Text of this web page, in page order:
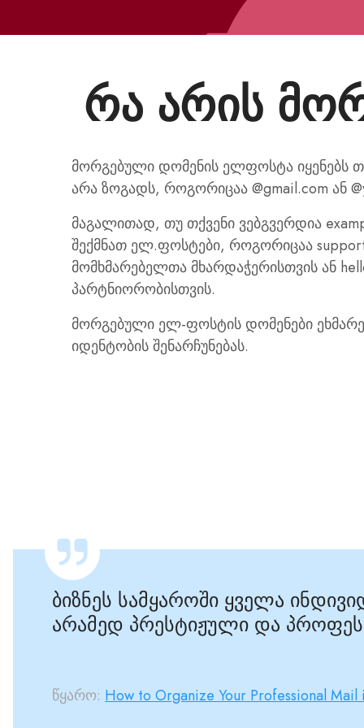
რა არის
მორგებული დომენის ელფოსტა იყენებს
არა ზოგადს, როგორიცაა @gmail.com ან
მაგალითად, თუ თქვენი ვებგვერდია
შექმნათ ელ.ფოსტები, როგორიცაა
მომხმარებელთა მხარდაჭერისთვის ან
პარტნიორობისთვის.
მორგებული ელ-ფოსტის დომენები
იდენტობის შენარჩუნებას.
ბიზნეს სამყაროში ყველა
არამედ პრესტიჟული და
წყარო: How to Organize Your Professional